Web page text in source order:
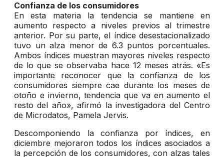
Confianza de los consumidores
En esta materia la tendencia se mantiene en
aumento respecto a niveles previos al trimestre
anterior. Por su parte, el índice desestacionalizado
tuvo un alza menor de 6.3 puntos porcentuales.
Ambos índices muestran mayores niveles respecto
de lo que se observaba hace 12 meses atrás. «Es
importante reconocer que la confianza de los
consumidores siempre cae durante los meses de
otoño e invierno, tendencia que va en aumento el
resto del año», afirmó la investigadora del Centro
de Microdatos, Pamela Jervis.
Descomponiendo la confianza por índices, en
diciembre mejoraron todos los índices asociados a
la percepción de los consumidores, con alzas tales